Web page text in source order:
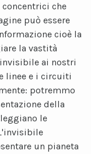
che
può essere
cioè la
la vastità
ai nostri
linee e i circuiti
potremmo
della
le
un pianeta